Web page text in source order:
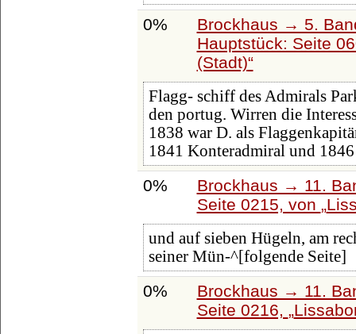
0%
Brockhaus → 5.
Hauptstück: Seite
(Stadt)
Flagg- schiff des Admirals
den portug. Wirren die
1838 war D. als
1841 Konteradmiral und 1846
0%
Brockhaus → 11.
Seite 0215, von
und auf sieben Hügeln, am
seiner Mün-^[folgende Seite]
0%
Brockhaus → 11.
Seite 0216,